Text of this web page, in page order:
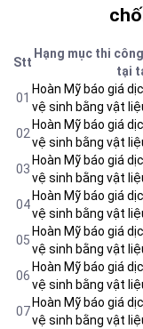
Stt
Hạng mục thi
tại
01
Hoàn Mỹ báo giá
vệ sinh bằng vật
02
Hoàn Mỹ báo giá
vệ sinh bằng vật
03
Hoàn Mỹ báo giá
vệ sinh bằng vật
04
Hoàn Mỹ báo giá
vệ sinh bằng vật
05
Hoàn Mỹ báo giá
vệ sinh bằng vật
06
Hoàn Mỹ báo giá
vệ sinh bằng vật
07
Hoàn Mỹ báo giá
vệ sinh bằng vật